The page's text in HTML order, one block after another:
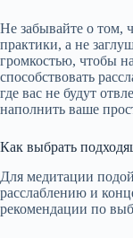
Не забывайте о том,
практики, а не
громкостью, чтобы
способствовать
где вас не будут
наполнить ваше
Как выбрать
Для медитации
расслаблению и
рекомендации по